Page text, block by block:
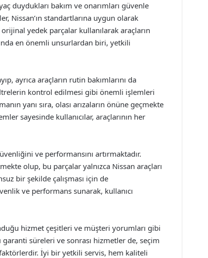
duydukları bakım ve onarımları güvenle
Nissan’ın standartlarına uygun olarak
yedek parçalar kullanılarak araçların
en önemli unsurlardan biri, yetkili
ayrıca araçların rutin bakımlarını da
kontrol edilmesi gibi önemli işlemleri
yanı sıra, olası arızaların önüne geçmekte
sayesinde kullanıcılar, araçlarının her
ve performansını artırmaktadır.
olup, bu parçalar yalnızca Nissan araçları
bir şekilde çalışması için de
ve performans sunarak, kullanıcı
hizmet çeşitleri ve müşteri yorumları gibi
garanti süreleri ve sonrası hizmetler de, seçim
İyi bir yetkili servis, hem kaliteli